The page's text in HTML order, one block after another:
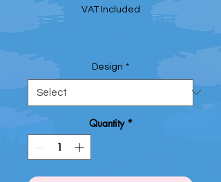
VAT Included
Design *
Quantity *